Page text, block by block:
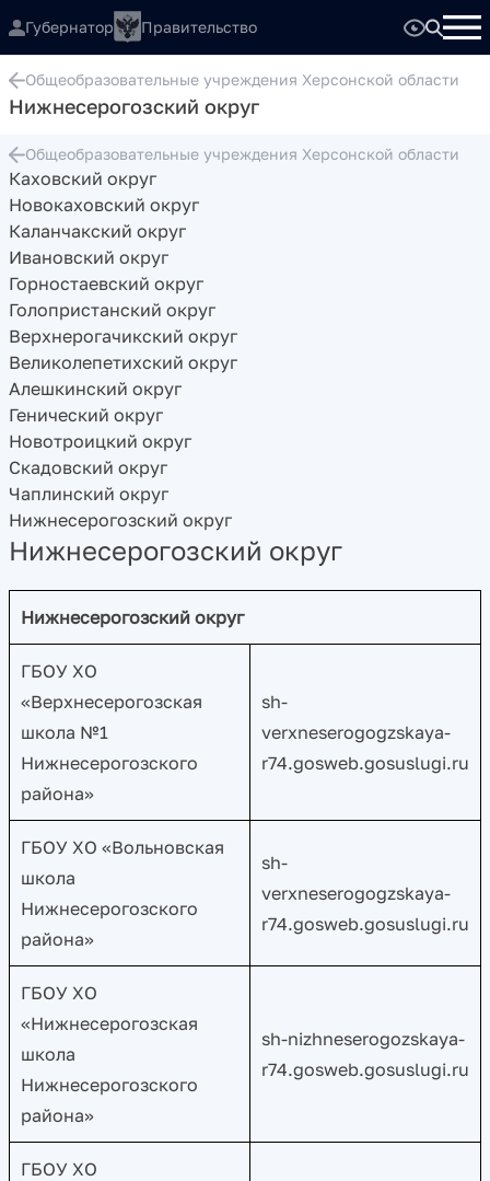
Губернатор Правительство
Общеобразовательные учреждения Херсонской области
Нижнесерогозский округ
Общеобразовательные учреждения Херсонской области
Каховский округ
Новокаховский округ
Каланчакский округ
Ивановский округ
Горностаевский округ
Голопристанский округ
Верхнерогачикский округ
Великолепетихский округ
Алешкинский округ
Генический округ
Новотроицкий округ
Скадовский округ
Чаплинский округ
Нижнесерогозский округ
Нижнесерогозский округ
Нижнесерогозский округ
ГБОУ ХО
«Верхнесерогозская
школа №1
Нижнесерогозского
района»
sh-
verxneserogogzskaya-
r74.gosweb.gosuslugi.ru
ГБОУ ХО «Вольновская
школа
Нижнесерогозского
района»
sh-
verxneserogogzskaya-
r74.gosweb.gosuslugi.ru
ГБОУ ХО
«Нижнесерогозская
школа
Нижнесерогозского
района»
sh-nizhneserogozskaya-
r74.gosweb.gosuslugi.ru
ГБОУ ХО